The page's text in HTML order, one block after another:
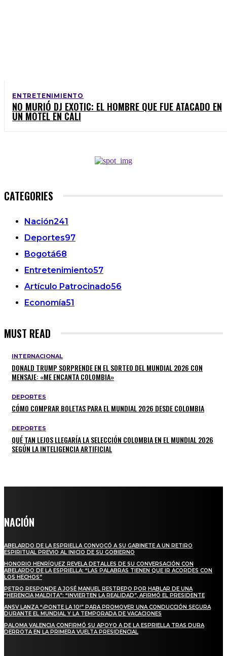
ENTRETENIMIENTO
NO MURIÓ DJ EXOTIC: EL HOMBRE QUE FUE ATACADO EN
UN MOTEL EN CALI
CATEGORIES
Nación241
Deportes97
Bogotá68
Entretenimiento57
Artículo Patrocinado56
Economía51
MUST READ
INTERNACIONAL
DONALD TRUMP SORPRENDE EN EL SORTEO DEL MUNDIAL 2026 CON
MENSAJE: «ME ENCANTA COLOMBIA»
DEPORTES
CÓMO COMPRAR BOLETAS PARA EL MUNDIAL 2026 DESDE COLOMBIA
DEPORTES
QUÉ TAN LEJOS LLEGARÍA LA SELECCIÓN COLOMBIA EN EL MUNDIAL 2026
SEGÚN LA INTELIGENCIA ARTIFICIAL
NACIÓN
ABELARDO DE LA ESPRIELLA CONVOCÓ A SU GABINETE A UN RETIRO
ESPIRITUAL PREVIO AL INICIO DE SU GOBIERNO
HONORIO HENRÍQUEZ REVELA DETALLES DE SU CONVERSACIÓN CON
ABELARDO DE LA ESPRIELLA: “LAS PALABRAS TIENEN QUE IR ACORDES CON
LOS HECHOS”
PETRO RESPONDE A JOSÉ MANUEL RESTREPO POR HABLAR DE UNA
“HERENCIA MALDITA”: “INVIERTEN LA REALIDAD”, AFIRMÓ EL PRESIDENTE
ANSV LANZA “¡PONTE LA 10!” PARA PROMOVER UNA CONDUCCIÓN SEGURA
DURANTE EL MUNDIAL Y LA TEMPORADA DE VACACIONES
PALOMA VALENCIA CONFIRMÓ SU APOYO A DE LA ESPRIELLA TRAS DURA
DERROTA EN LA PRIMERA VUELTA PRESIDENCIAL